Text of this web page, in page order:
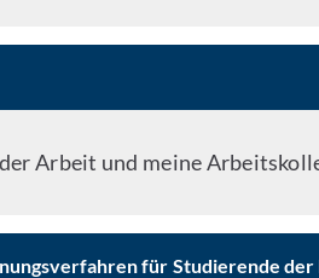
Arbeit und meine
für Studierende